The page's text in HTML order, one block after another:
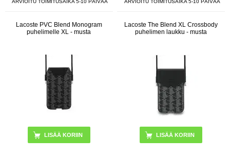
ARVIOITU TOIMITUSAIKA 5-10 PÄIVÄÄ ARVIOITU TOIMITUSAIKA 5-10 PÄIVÄÄ
Lacoste PVC Blend Monogram
puhelimelle XL - musta
Lacoste The Blend XL Crossbody
puhelimen laukku - musta